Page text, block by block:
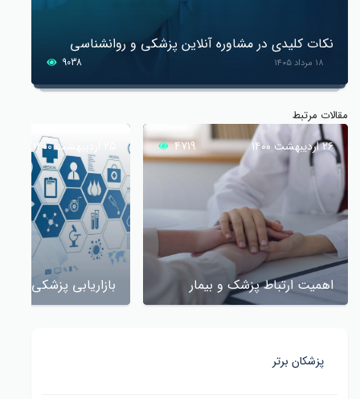
نکات کلیدی در مشاوره آنلاین پزشکی و روانشناسی
۱۸ مرداد ۱۴۰۵ 9038
مقالات مرتبط
اهمیت ارتباط پزشک و بیمار
۲۶ اردیبهشت ۱۴۰۰ 4719
بازاریابی پزشکی
پزشکان برتر